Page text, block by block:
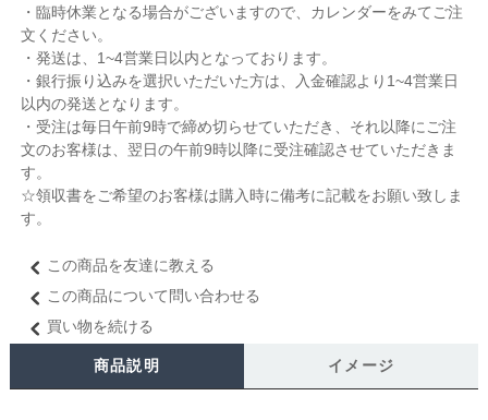
・臨時休業となる場合がございますので、カレンダーをみてご注
文ください。
・発送は、1~4営業日以内となっております。
・銀行振り込みを選択いただいた方は、入金確認より1~4営業日
以内の発送となります。
・受注は毎日午前9時で締め切らせていただき、それ以降にご注
文のお客様は、翌日の午前9時以降に受注確認させていただきま
す。
☆領収書をご希望のお客様は購入時に備考に記載をお願い致しま
す。
この商品を友達に教える
この商品について問い合わせる
買い物を続ける
商品説明 イメージ